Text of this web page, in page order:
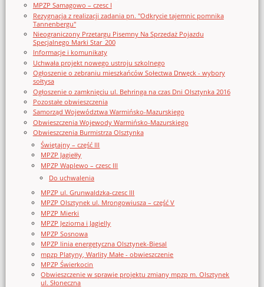
MPZP Samagowo – czesc I
Rezygnacja z realizacji zadania pn. "Odkrycie tajemnic pomnika
Tannenbergu"
Nieograniczony Przetargu Pisemny Na Sprzedaż Pojazdu
Specjalnego Marki Star_200
Informacje i komunikaty
Uchwała projekt nowego ustroju szkolnego
Ogłoszenie o zebraniu mieszkańców Sołectwa Drwęck - wybory
sołtysa
Ogłoszenie o zamknięciu ul. Behringa na czas Dni Olsztynka 2016
Pozostałe obwieszczenia
Samorząd Województwa Warmińsko-Mazurskiego
Obwieszczenia Wojewody Warmińsko-Mazurskiego
Obwieszczenia Burmistrza Olsztynka
Świętajny – część III
MPZP Jagiełły
MPZP Waplewo – czesc III
Do uchwalenia
MPZP ul. Grunwaldzka-czesc III
MPZP Olsztynek ul. Mrongowiusza – część V
MPZP Mierki
MPZP Jeziorna i Jagielly
MPZP Sosnowa
MPZP linia energetyczna Olsztynek-Biesal
mpzp Platyny, Warlity Małe - obwieszczenie
MPZP Świerkocin
Obwieszczenie w sprawie projektu zmiany mpzp m. Olsztynek
ul. Słoneczna